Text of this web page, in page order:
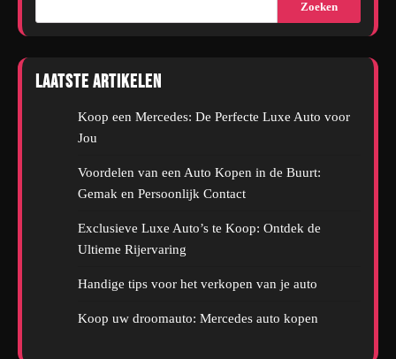
Zoeken
Laatste artikelen
Koop een Mercedes: De Perfecte Luxe Auto voor
Jou
Voordelen van een Auto Kopen in de Buurt:
Gemak en Persoonlijk Contact
Exclusieve Luxe Auto’s te Koop: Ontdek de
Ultieme Rijervaring
Handige tips voor het verkopen van je auto
Koop uw droomauto: Mercedes auto kopen